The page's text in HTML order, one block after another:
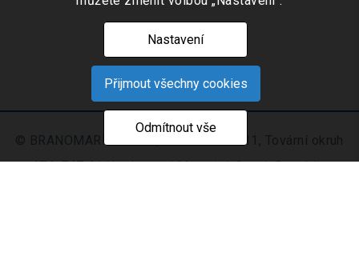
© BRANOMARKET s.r.o., IČO: 253 51 311, Tovární okruh
674, 747 41 Hradec nad Moravicí, Czech Republic
Nastavení
Přijmout všechny cookies
Odmítnout vše